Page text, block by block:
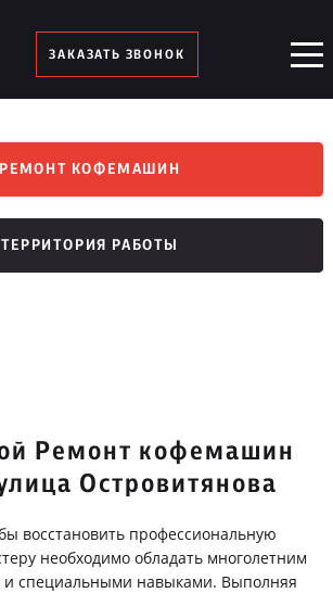
ЗАКАЗАТЬ ЗВОНОК
РЕМОНТ КОФЕМАШИН
ТЕРРИТОРИЯ РАБОТЫ
Ремонт кофемашин
Островитянова
восстановить профессиональную
необходимо обладать многолетним
специальными навыками. Выполняя